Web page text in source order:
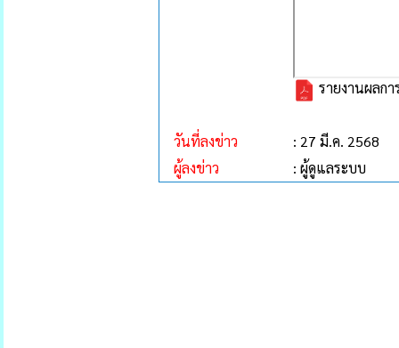
รายงานผลก
วันที่ลงข่าว
: 27 มี.ค. 2568
ผู้ลงข่าว
: ผู้ดูแลระบบ